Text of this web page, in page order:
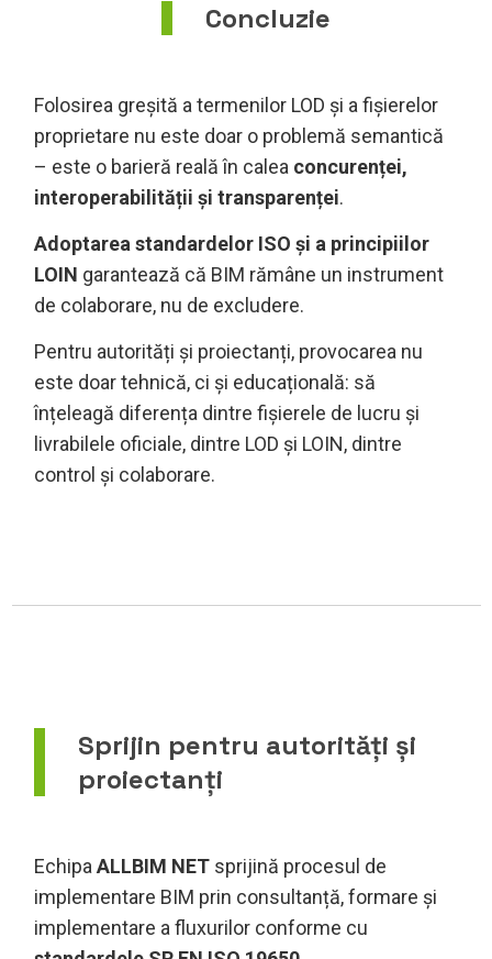
Concluzie
Folosirea greșită a termenilor LOD și a fișierelor
proprietare nu este doar o problemă semantică
– este o barieră reală în calea concurenței,
interoperabilității și transparenței.
Adoptarea standardelor ISO și a principiilor
LOIN garantează că BIM rămâne un instrument
de colaborare, nu de excludere.
Pentru autorități și proiectanți, provocarea nu
este doar tehnică, ci și educațională: să
înțeleagă diferența dintre fișierele de lucru și
livrabilele oficiale, dintre LOD și LOIN, dintre
control și colaborare.
Sprijin pentru autorități și
proiectanți
EchipaALLBIM NETsprijină procesul de
implementare BIM prin consultanță, formare și
implementare a fluxurilor conforme cu